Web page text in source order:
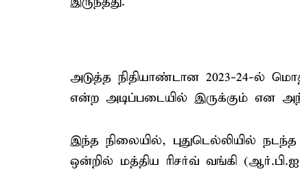
அடுத்த நிதியாண்டான 2023-24-ல்
என்ற அடிப்படையில் இருக்கும் என
இந்த நிலையில், புதுடெல்லியில்
ஒன்றில் மத்திய ரிசர்வ் வங்கி